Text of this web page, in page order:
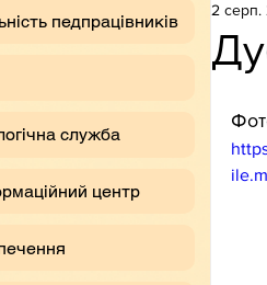
2 серп.
педпрацівників
служба
центр